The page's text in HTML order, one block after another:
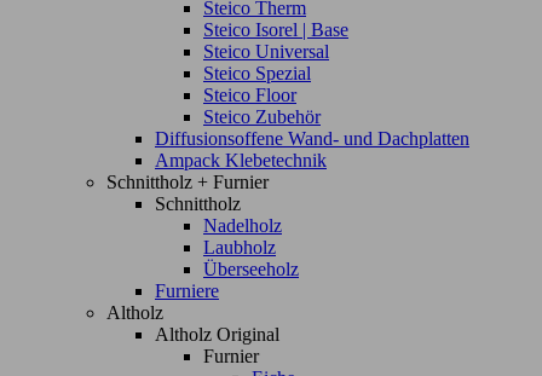
Steico Therm
Steico Isorel | Base
Steico Universal
Steico Spezial
Steico Floor
Steico Zubehör
Diffusionsoffene Wand- und Dachplatten
Ampack Klebetechnik
Schnittholz + Furnier
Schnittholz
Nadelholz
Laubholz
Überseeholz
Furniere
Altholz
Altholz Original
Furnier